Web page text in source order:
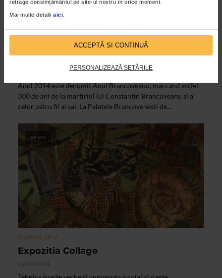
retrage consimțământul pe site-ul nostru în orice moment.
Mai multe detalii aici.
ACCEPTĂ SI CONTINUĂ
PERSONALIZEAZĂ SETĂRILE
Anul 2014 este denumit Anul Brancoveanu, marcand astfel
300 de ani de la martiriul lui Constantin Brancoveanu si a
celor patru fii ai sai. La Palatele Brancovenesti de...
VIDEO
CLIPA DE ARTA
Expozitia Collage
22/04/2014